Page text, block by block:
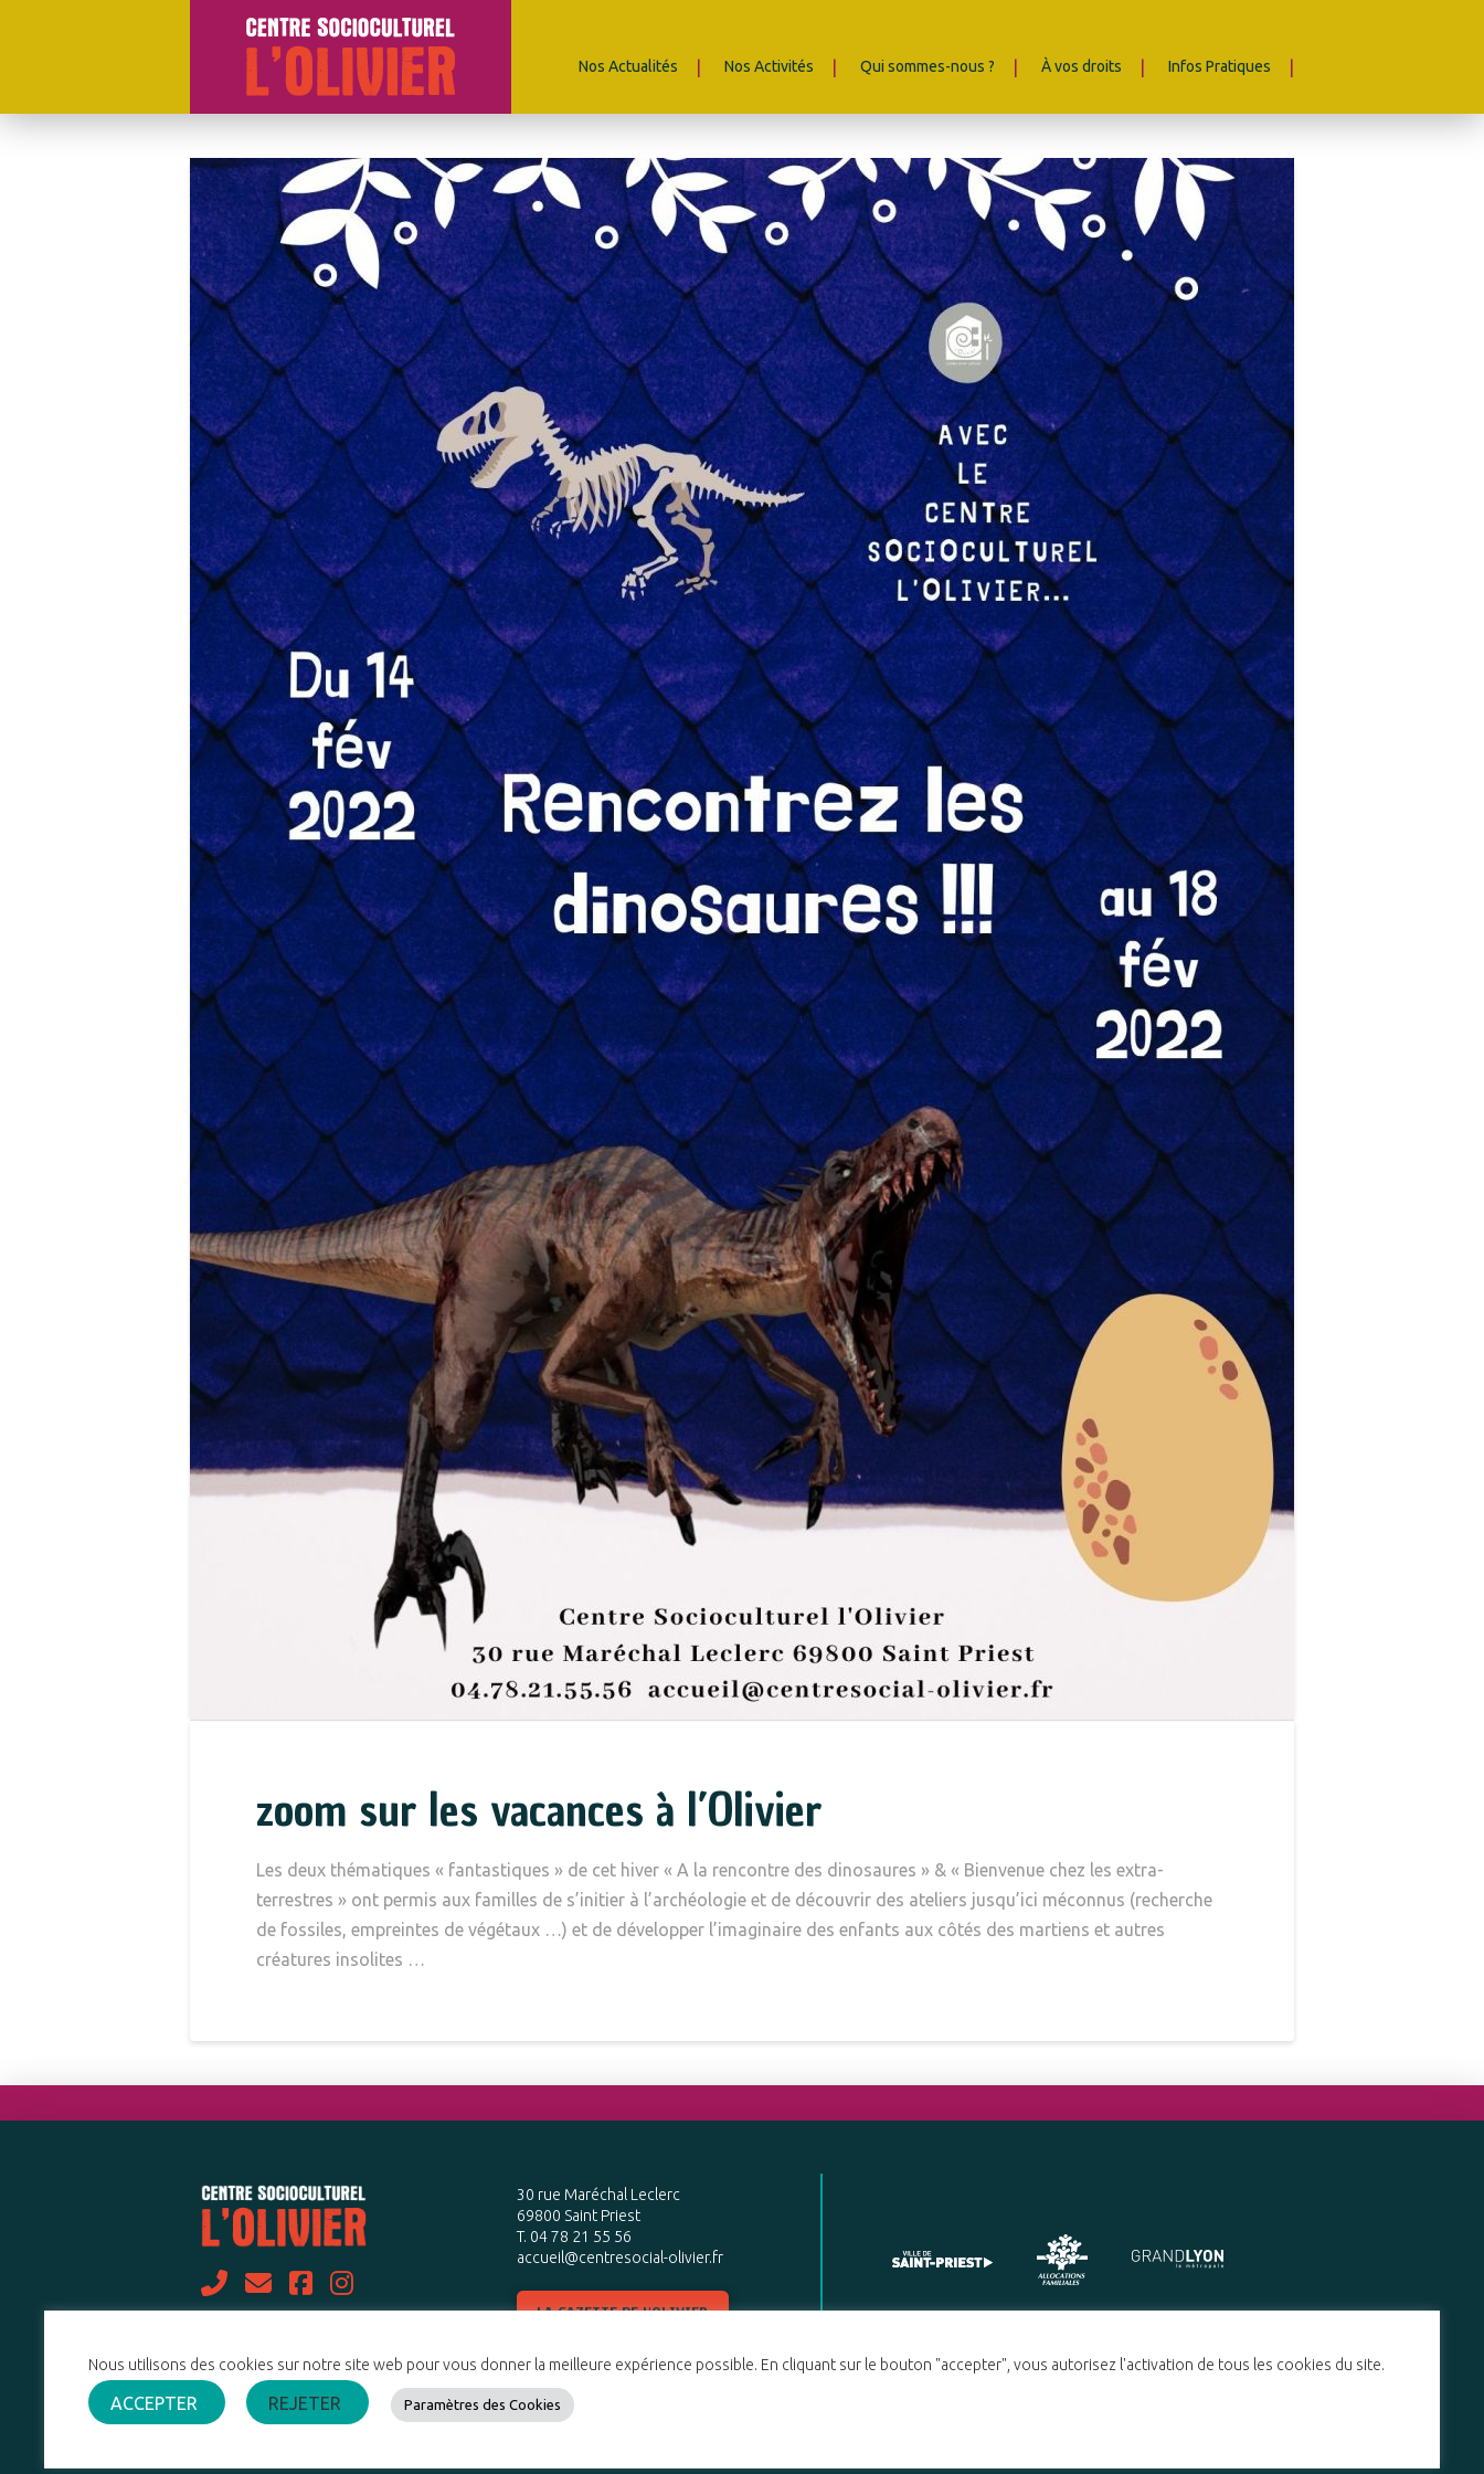
Nos Actualités Nos Activités Qui sommes-nous ? À vos droits Infos Pratiques
zoom sur les vacances à l’Olivier
Les deux thématiques « fantastiques » de cet hiver « A la rencontre des dinosaures » & « Bienvenue chez les extra-
terrestres » ont permis aux familles de s’initier à l’archéologie et de découvrir des ateliers jusqu’ici méconnus (recherche
de fossiles, empreintes de végétaux …) et de développer l’imaginaire des enfants aux côtés des martiens et autres
créatures insolites …
30 rue Maréchal Leclerc
69800 Saint Priest
T. 04 78 21 55 56
accueil@centresocial-olivier.fr
LA GAZETTE DE L'OLIVIER
BROCHURE ANNUELLE
2026 L'OLIVIER
Nous utilisons des cookies sur notre site web pour vous donner la meilleure expérience possible. En cliquant sur le bouton "accepter", vous autorisez l'activation de tous les cookies du site.
ACCEPTER REJETER Paramètres des Cookies